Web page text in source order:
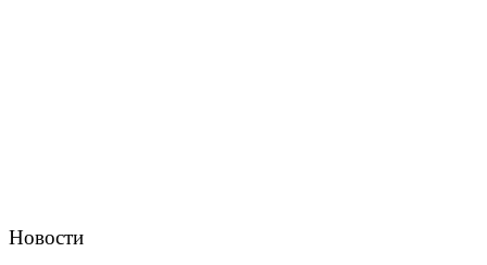
Новости